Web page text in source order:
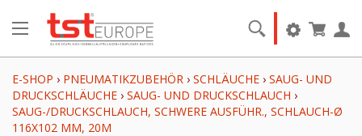
E-SHOP › PNEUMATIKZUBEHÖR › SCHLÄUCHE › SAUG- UND
DRUCKSCHLÄUCHE › SAUG- UND DRUCKSCHLAUCH ›
SAUG-/DRUCKSCHLAUCH, SCHWERE AUSFÜHR., SCHLAUCH-Ø
116X102 MM, 20M